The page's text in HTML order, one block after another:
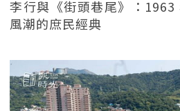
李行與《街頭巷尾》：1963
風潮的庶民經典